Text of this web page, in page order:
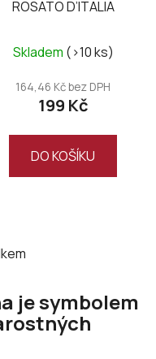
ROSATO D’ITALIA
Skladem (>10 ks)
164,46 Kč bez DPH
199 Kč
DO KOŠÍKU
je symbolem